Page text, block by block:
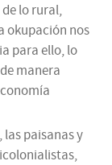
lo rural,
okupación nos
para ello, lo
manera
las paisanas y